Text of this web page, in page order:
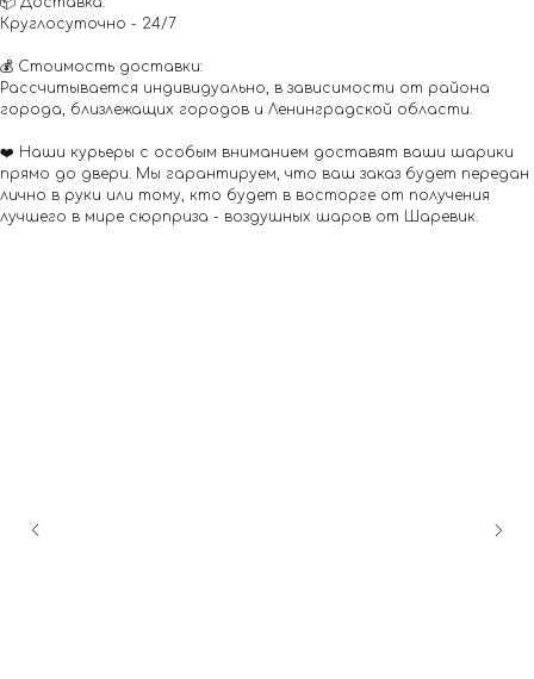
Круглосуточно - 24/7
💰 Стоимость доставки:
Рассчитывается индивидуально, в зависимости от района
города, близлежащих городов и Ленинградской области.
❤️ Наши курьеры с особым вниманием доставят ваши шарики
прямо до двери. Мы гарантируем, что ваш заказ будет передан
лично в руки или тому, кто будет в восторге от получения
лучшего в мире сюрприза - воздушных шаров от Шаревик.